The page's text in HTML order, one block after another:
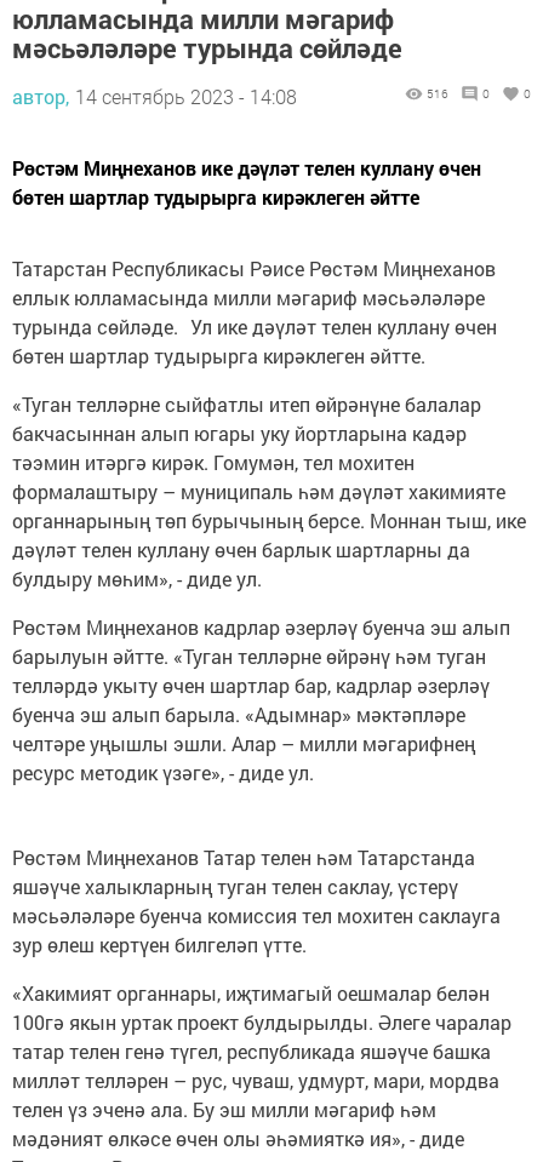
юлламасында милли мәгариф
мәсьәләләре турында сөйләде
автор, 14 сентябрь 2023 - 14:08 516 0 0
Рөстәм Миңнеханов ике дәүләт телен куллану өчен
бөтен шартлар тудырырга кирәклеген әйтте
Татарстан Республикасы Рәисе Рөстәм Миңнеханов
еллык юлламасында милли мәгариф мәсьәләләре
турында сөйләде. Ул ике дәүләт телен куллану өчен
бөтен шартлар тудырырга кирәклеген әйтте.
«Туган телләрне сыйфатлы итеп өйрәнүне балалар
бакчасыннан алып югары уку йортларына кадәр
тәэмин итәргә кирәк. Гомумән, тел мохитен
формалаштыру – муниципаль һәм дәүләт хакимияте
органнарының төп бурычының берсе. Моннан тыш, ике
дәүләт телен куллану өчен барлык шартларны да
булдыру мөһим», - диде ул.
Рөстәм Миңнеханов кадрлар әзерләү буенча эш алып
барылуын әйтте. «Туган телләрне өйрәнү һәм туган
телләрдә укыту өчен шартлар бар, кадрлар әзерләү
буенча эш алып барыла. «Адымнар» мәктәпләре
челтәре уңышлы эшли. Алар – милли мәгарифнең
ресурс методик үзәге», - диде ул.
Рөстәм Миңнеханов Татар телен һәм Татарстанда
яшәүче халыкларның туган телен саклау, үстерү
мәсьәләләре буенча комиссия тел мохитен саклауга
зур өлеш кертүен билгеләп үтте.
«Хакимият органнары, иҗтимагый оешмалар белән
100гә якын уртак проект булдырылды. Әлеге чаралар
татар телен генә түгел, республикада яшәүче башка
милләт телләрен – рус, чуваш, удмурт, мари, мордва
телен үз эченә ала. Бу эш милли мәгариф һәм
мәдәният өлкәсе өчен олы әһәмияткә ия», - диде